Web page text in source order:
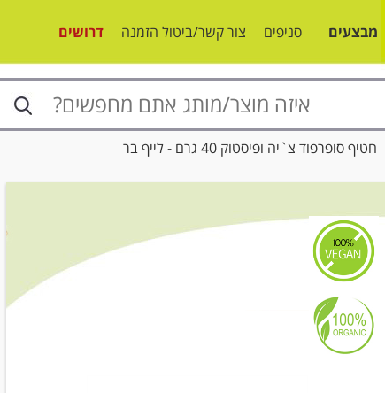
מבצעים סניפים צור קשר/ביטול הזמנה
דרושים
סופרפוד צ`יה ופיסטוק 40 גרם - לייף בר